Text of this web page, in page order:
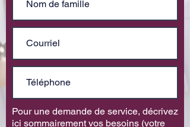
Pour une demande de service, décrivez
ici sommairement vos besoins (votre